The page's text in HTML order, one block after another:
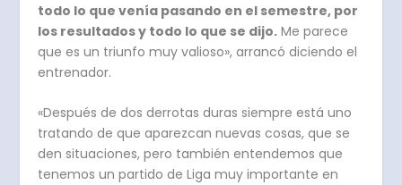
todo lo que venía pasando en el semestre, por
los resultados y todo lo que se dijo. Me parece
que es un triunfo muy valioso», arrancó diciendo el
entrenador.
«Después de dos derrotas duras siempre está uno
tratando de que aparezcan nuevas cosas, que se
den situaciones, pero también entendemos que
tenemos un partido de Liga muy importante en